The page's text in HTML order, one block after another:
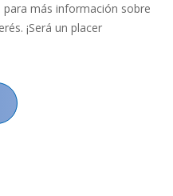
más información sobre
¡Será un placer